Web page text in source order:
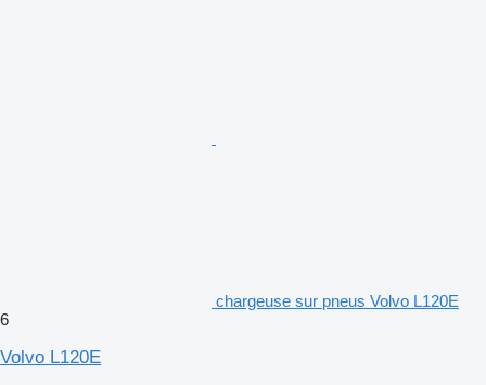
chargeuse sur pneus Volvo L120E
6
Volvo L120E